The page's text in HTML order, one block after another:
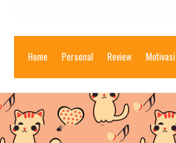
Home Personal Review Motivasi